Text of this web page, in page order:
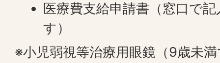
医療費支給申請書（窓口で
す）
※小児弱視等治療用眼鏡（9歳未